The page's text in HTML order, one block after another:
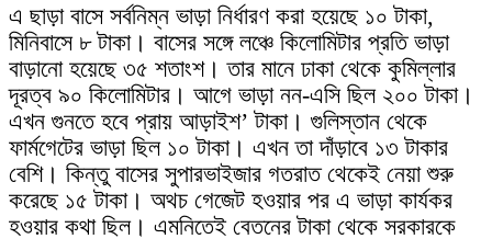
এ ছাড়া বাসে সর্বনিম্ন ভাড়া নির্ধারণ করা হয়েছে ১০ টাকা,
মিনিবাসে ৮ টাকা। বাসের সঙ্গে লঞ্চে কিলোমিটার প্রতি ভাড়া
বাড়ানো হয়েছে ৩৫ শতাংশ। তার মানে ঢাকা থেকে কুমিল্লার
দূরত্ব ৯০ কিলোমিটার। আগে ভাড়া নন-এসি ছিল ২০০ টাকা।
এখন গুনতে হবে প্রায় আড়াইশ’ টাকা। গুলিস্তান থেকে
ফার্মগেটের ভাড়া ছিল ১০ টাকা। এখন তা দাঁড়াবে ১৩ টাকার
বেশি। কিন্তু বাসের সুপারভাইজার গতরাত থেকেই নেয়া শুরু
করেছে ১৫ টাকা। অথচ গেজেট হওয়ার পর এ ভাড়া কার্যকর
হওয়ার কথা ছিল। এমনিতেই বেতনের টাকা থেকে সরকারকে